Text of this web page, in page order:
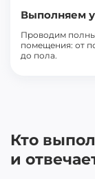
Выполняем
Проводим
помещения: от
до пола.
Кто
и